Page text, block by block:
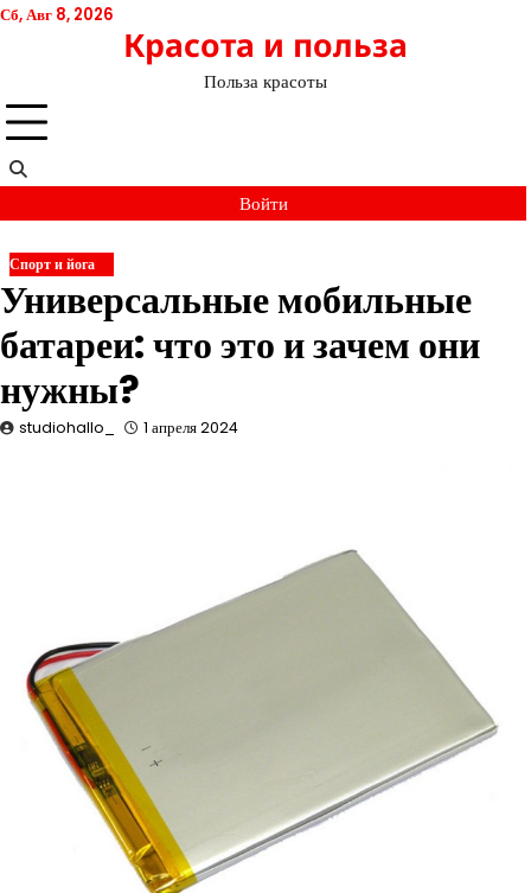
Перейти
Сб, Авг 8, 2026
Красота и польза
Польза красоты
Войти
Спорт и йога
Универсальные мобильные
батареи: что это и зачем они
нужны?
studiohallo_ 1 апреля 2024